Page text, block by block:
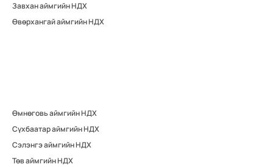
Завхан аймгийн НДХ
Өвөрхангай аймгийн НДХ
Өмнөговь аймгийн НДХ
Сүхбаатар аймгийн НДХ
Сэлэнгэ аймгийн НДХ
Төв аймгийн НДХ